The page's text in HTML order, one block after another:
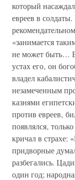
который
евреев в
«занимается
не может быть… В
устах его‚ он
владел
незамеченным
казнями
против евреев‚
появлялся‚
кричал в страхе:
придворные
разбегались.
один год;